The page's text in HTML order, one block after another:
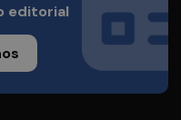
editorial